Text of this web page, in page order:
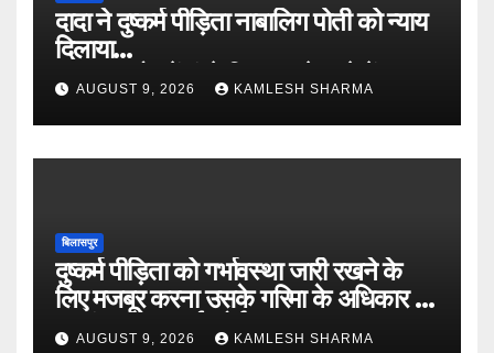
दादा ने दुष्कर्म पीड़िता नाबालिग पोती को न्याय
दिलाया
०० पुत्र मोह में फंसे बिना उसने थाने में
घटना की रिपोर्ट लिखाई
०० हाईकोर्ट ने पीड़िता के बयान को
विश्वसनिय माना, आरोपी की अपील खारिज
AUGUST 9, 2026 KAMLESH SHARMA
बिलासपुर
दुष्कर्म पीड़िता को गर्भावस्था जारी रखने के
लिए मजबूर करना उसके गरिमा के अधिकार का
उल्लंघन होगा-हाई कोर्ट
AUGUST 9, 2026 KAMLESH SHARMA